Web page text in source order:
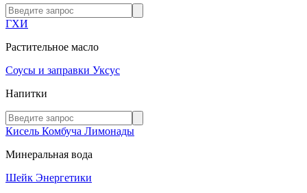
ГХИ
Растительное масло
Соусы и заправки Уксус
Напитки
Кисель Комбуча Лимонады
Минеральная вода
Шейк Энергетики